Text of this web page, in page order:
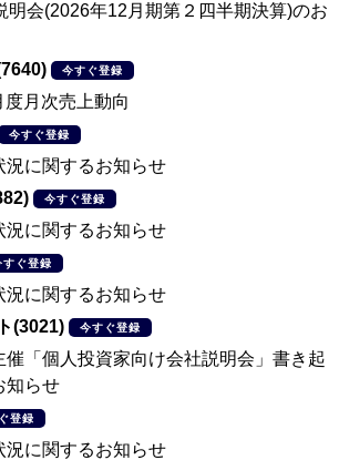
明会(2026年12月期第２四半期決算)のお
今すぐ登録
月次売上動向
今すぐ登録
況に関するお知らせ
今すぐ登録
況に関するお知らせ
すぐ登録
況に関するお知らせ
(3021)
今すぐ登録
催「個人投資家向け会社説明会」書き起
知らせ
登録
況に関するお知らせ